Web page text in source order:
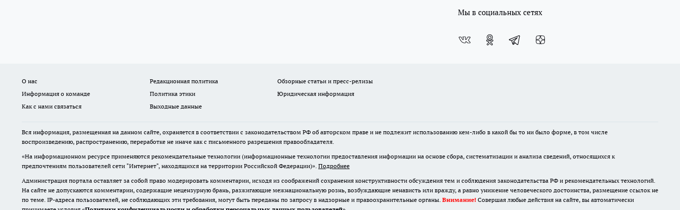
Мы в социальных сетях
О нас Редакционная политика
Обзорные статьи и пресс-релизы
Информация о команде
Политика этики
Юридическая информация
Как с нами связаться
Выходные данные
Вся информация, размещенная на данном сайте, охраняется в соответствии с законодательством РФ об авторском праве и не подлежит использованию кем-либо в какой бы то ни было форме, в том числе
воспроизведению, распространению, переработке не иначе как с письменного разрешения правообладателя.
«На информационном ресурсе применяются рекомендательные технологии (информационные технологии предоставления информации на основе сбора, систематизации и анализа сведений, относящихся к
предпочтениям пользователей сети "Интернет", находящихся на территории Российской Федерации)». Подробнее
Администрация портала оставляет за собой право модерировать комментарии, исходя из соображений сохранения конструктивности обсуждения тем и соблюдения законодательства РФ и рекомендательных технологий.
На сайте не допускаются комментарии, содержащие нецензурную брань, разжигающие межнациональную рознь, возбуждающие ненависть или вражду, а равно унижение человеческого достоинства, размещение ссылок не
по теме. IP-адреса пользователей, не соблюдающих эти требования, могут быть переданы по запросу в надзорные и правоохранительные органы. Внимание! Совершая любые действия на сайте, вы автоматически